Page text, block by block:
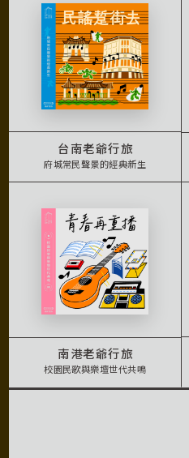
台南老爺行旅
府城常民聲景的經典新生
南港老爺行旅
校園民歌與樂壇世代共鳴